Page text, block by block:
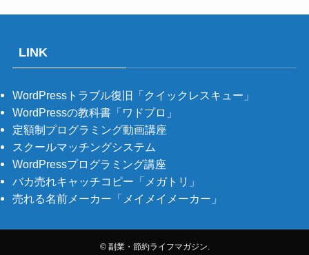
LINK
WordPressトラブル復旧「クイックレスキュー」
WordPressの教科書「ワドプロ」
定額制プログラミング動画講座
スクールマッチングシステム
WordPressプログラミング講座
バカ売れキャッチコピー「メガトリ」
売れる名前メーカー「メイメイメーカー」
©副業・節約ライフマガジン.